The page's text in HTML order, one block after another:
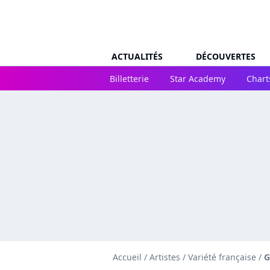
ACTUALITÉS
DÉCOUVERTES
Billetterie
Star Academy
Accueil / Artistes / Variété française /